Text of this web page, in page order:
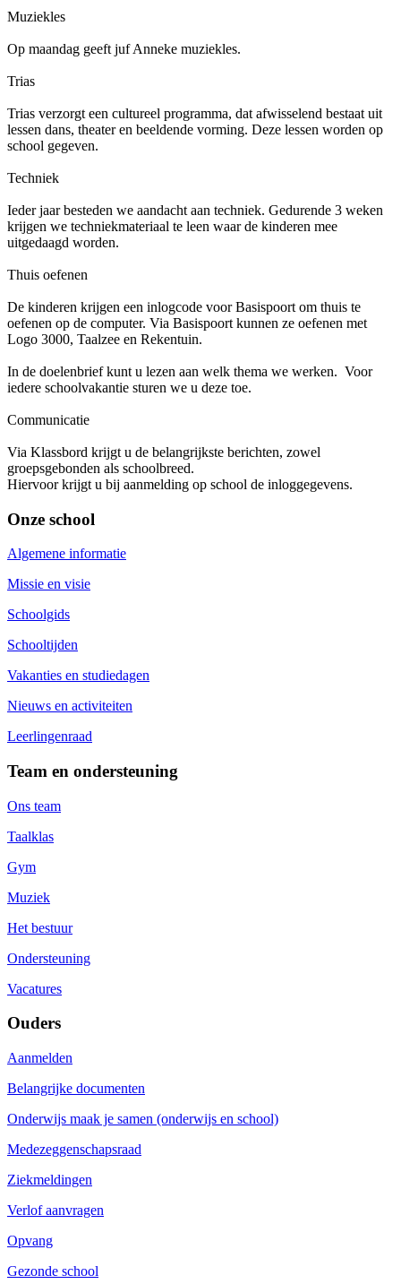
Muziekles
Op maandag geeft juf Anneke muziekles.
Trias
Trias verzorgt een cultureel programma, dat afwisselend bestaat uit
lessen dans, theater en beeldende vorming. Deze lessen worden op
school gegeven.
Techniek
Ieder jaar besteden we aandacht aan techniek. Gedurende 3 weken
krijgen we techniekmateriaal te leen waar de kinderen mee
uitgedaagd worden.
Thuis oefenen
De kinderen krijgen een inlogcode voor Basispoort om thuis te
oefenen op de computer. Via Basispoort kunnen ze oefenen met
Logo 3000, Taalzee en Rekentuin.
In de doelenbrief kunt u lezen aan welk thema we werken. Voor
iedere schoolvakantie sturen we u deze toe.
Communicatie
Via Klassbord krijgt u de belangrijkste berichten, zowel
groepsgebonden als schoolbreed.
Hiervoor krijgt u bij aanmelding op school de inloggegevens.
Onze school
Algemene informatie
Missie en visie
Schoolgids
Schooltijden
Vakanties en studiedagen
Nieuws en activiteiten
Leerlingenraad
Team en ondersteuning
Ons team
Taalklas
Gym
Muziek
Het bestuur
Ondersteuning
Vacatures
Ouders
Aanmelden
Belangrijke documenten
Onderwijs maak je samen (onderwijs en school)
Medezeggenschapsraad
Ziekmeldingen
Verlof aanvragen
Opvang
Gezonde school